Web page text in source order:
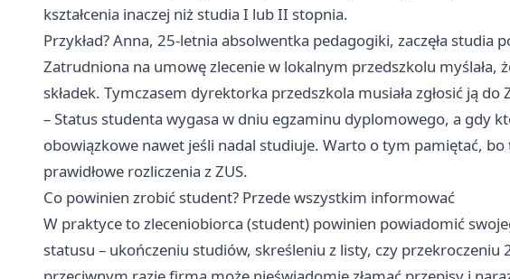
kształcenia inaczej niż studia I lub II stopnia.
Przykład? Anna, 25-letnia absolwentka pedagogiki, zaczęła studia
Zatrudniona na umowę zlecenie w lokalnym przedszkolu myślała,
składek. Tymczasem dyrektorka przedszkola musiała zgłosić ją do
– Status studenta wygasa w dniu egzaminu dyplomowego, a gdy
obowiązkowe nawet jeśli nadal studiuje. Warto o tym pamiętać, bo
prawidłowe rozliczenia z ZUS.
Co powinien zrobić student? Przede wszystkim informować
W praktyce to zleceniobiorca (student) powinien powiadomić
statusu – ukończeniu studiów, skreśleniu z listy, czy przekroczeniu